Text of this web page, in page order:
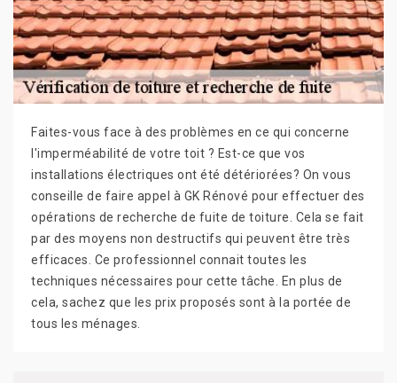
Faites-vous face à des problèmes en ce qui concerne
l'imperméabilité de votre toit ? Est-ce que vos
installations électriques ont été détériorées? On vous
conseille de faire appel à GK Rénové pour effectuer des
opérations de recherche de fuite de toiture. Cela se fait
par des moyens non destructifs qui peuvent être très
efficaces. Ce professionnel connait toutes les
techniques nécessaires pour cette tâche. En plus de
cela, sachez que les prix proposés sont à la portée de
tous les ménages.